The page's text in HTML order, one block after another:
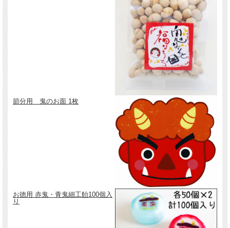
節分用 鬼のお面 1枚
お徳用 赤鬼・青鬼細工飴100個入
り